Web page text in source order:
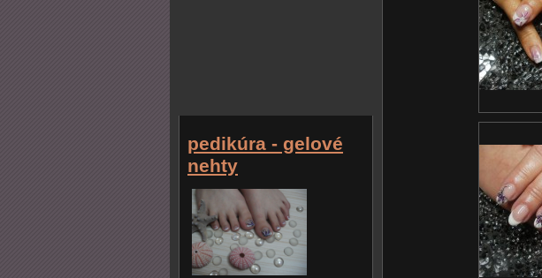
pedikúra - gelové
nehty